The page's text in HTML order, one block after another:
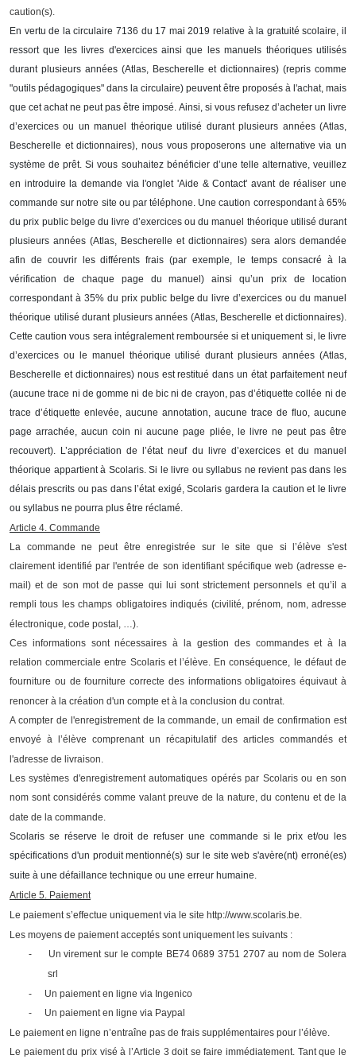
caution(s).
En vertu de la circulaire 7136 du 17 mai 2019 relative à la gratuité scolaire, il
ressort que les livres d'exercices ainsi que les manuels théoriques utilisés
durant plusieurs années (Atlas, Bescherelle et dictionnaires) (repris comme
"outils pédagogiques" dans la circulaire) peuvent être proposés à l'achat, mais
que cet achat ne peut pas être imposé. Ainsi, si vous refusez d’acheter un livre
d’exercices ou un manuel théorique utilisé durant plusieurs années (Atlas,
Bescherelle et dictionnaires), nous vous proposerons une alternative via un
système de prêt. Si vous souhaitez bénéficier d’une telle alternative, veuillez
en introduire la demande via l'onglet 'Aide & Contact' avant de réaliser une
commande sur notre site ou par téléphone. Une caution correspondant à 65%
du prix public belge du livre d’exercices ou du manuel théorique utilisé durant
plusieurs années (Atlas, Bescherelle et dictionnaires) sera alors demandée
afin de couvrir les différents frais (par exemple, le temps consacré à la
vérification de chaque page du manuel) ainsi qu’un prix de location
correspondant à 35% du prix public belge du livre d’exercices ou du manuel
théorique utilisé durant plusieurs années (Atlas, Bescherelle et dictionnaires).
Cette caution vous sera intégralement remboursée si et uniquement si, le livre
d’exercices ou le manuel théorique utilisé durant plusieurs années (Atlas,
Bescherelle et dictionnaires) nous est restitué dans un état parfaitement neuf
(aucune trace ni de gomme ni de bic ni de crayon, pas d’étiquette collée ni de
trace d’étiquette enlevée, aucune annotation, aucune trace de fluo, aucune
page arrachée, aucun coin ni aucune page pliée, le livre ne peut pas être
recouvert). L’appréciation de l’état neuf du livre d’exercices et du manuel
théorique appartient à Scolaris.Si le livre ou syllabus ne revient pas dans les
délais prescrits ou pas dans l’état exigé, Scolaris gardera la cautionet le livre
ou syllabus ne pourra plus être réclamé.
Article 4. Commande
La commande ne peut être enregistrée sur le site que si l’élève s'est
clairement identifié par l'entrée de son identifiant spécifique web (adresse e-
mail) et de son mot de passe qui lui sont strictement personnels et qu’il a
rempli tous les champs obligatoires indiqués (civilité, prénom, nom, adresse
électronique, code postal, …).
Ces informations sont nécessaires à la gestion des commandes et à la
relation commerciale entre Scolaris et l’élève. En conséquence, le défaut de
fourniture ou de fourniture correcte des informations obligatoires équivaut à
renoncer à la création d'un compte et à la conclusion du contrat.
A compter de l'enregistrement de la commande, un email de confirmation est
envoyé à l’élève comprenant un récapitulatif des articles commandés et
l'adresse de livraison.
Les systèmes d'enregistrement automatiques opérés par Scolaris ou en son
nom sont considérés comme valant preuve de la nature, du contenu et de la
date de la commande.
Scolaris se réserve le droit de refuser une commande si le prix et/ou les
spécifications d'un produit mentionné(s) sur le site web s'avère(nt) erroné(es)
suite à une défaillance technique ou une erreur humaine.
Article 5. Paiement
Le paiement s’effectue uniquement via le site http://www.scolaris.be.
Les moyens de paiement acceptés sont uniquement les suivants :
-
Un virement sur le compte BE74 0689 3751 2707 au nom de Solera
srl
-
Un paiement en ligne via Ingenico
-
Un paiement en ligne via Paypal
Le paiement en ligne n’entraîne pas de frais supplémentaires pour l’élève.
Le paiement du prix visé à l’Article 3 doit se faire immédiatement. Tant que le